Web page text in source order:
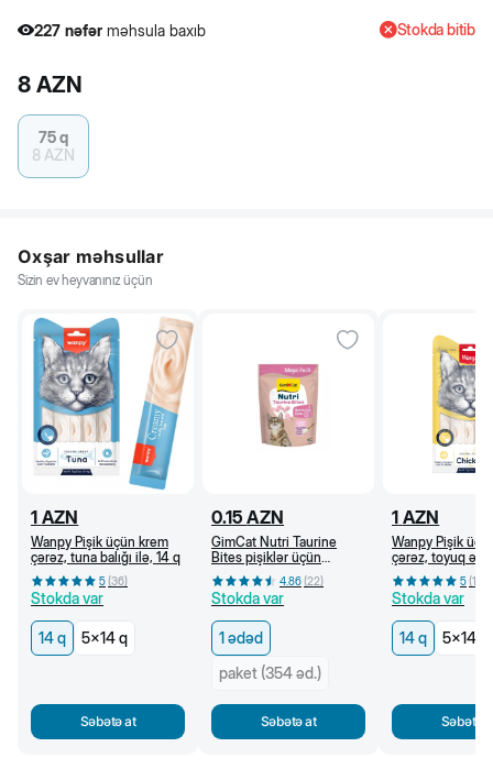
227 nəfər məhsula baxıb
227 nəfər
Stokda bitib
8 AZN
75 q
8 AZN
Oxşar məhsullar
Sizin ev heyvanınız üçün
1 AZN
Wanpy Pişik üçün krem
çərəz, tuna balığı ilə, 14 q
5(36)
Stokda var
14 q 5x14 q
Səbətə at
0.15 AZN
GimCat Nutri Taurine
Bites pişiklər üçün
vitaminli çərəz, taurin və
kəsmikli pendir ilə, 1 əd.
4.86(22)
Stokda var
1 ədəd
paket (354 əd.)
Səbətə at
1 AZN
Wanpy Pişik
çərəz, toyuq əti
5(18
Stokda var
14 q 5x14 q
Səbətə